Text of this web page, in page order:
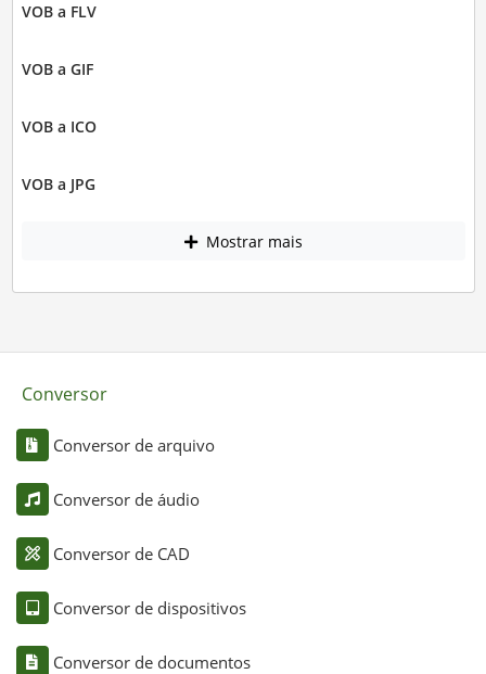
VOB a FLV
VOB a GIF
VOB a ICO
VOB a JPG
Mostrar mais
Conversor
Conversor de arquivo
Conversor de áudio
Conversor de CAD
Conversor de dispositivos
Conversor de documentos